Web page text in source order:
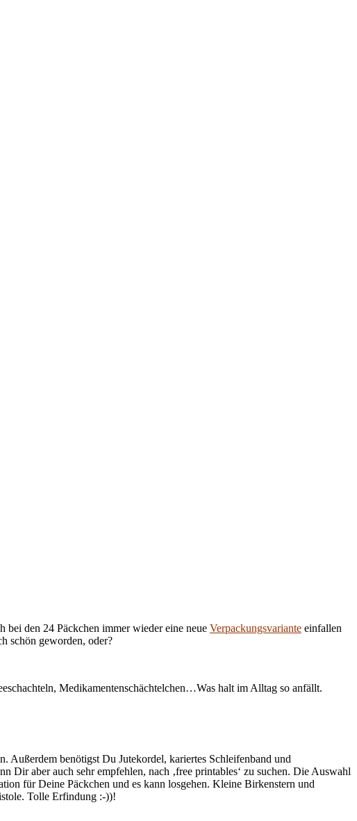
bei den 24 Päckchen immer wieder eine neue Verpackungsvariante einfallen
schön geworden, oder?
Medikamentenschächtelchen…Was halt im Alltag so anfällt.
Außerdem benötigst Du Jutekordel, kariertes Schleifenband und
Dir aber auch sehr empfehlen, nach ‚free printables‘ zu suchen. Die Auswahl
für Deine Päckchen und es kann losgehen. Kleine Birkenstern und
Tolle Erfindung :-))!